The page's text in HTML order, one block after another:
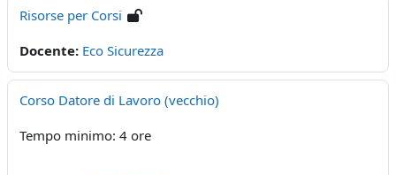
Risorse per Corsi
Docente: Eco Sicurezza
Corso Datore di Lavoro (vecchio)
Tempo minimo: 4 ore